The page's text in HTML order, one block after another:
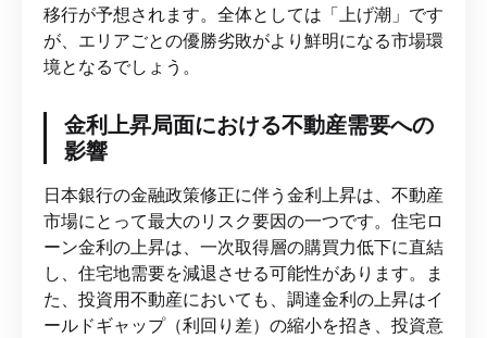
移行が予想されます。全体としては「上げ潮」です
が、エリアごとの優勝劣敗がより鮮明になる市場環
境となるでしょう。
金利上昇局面における不動産需要への
影響
日本銀行の金融政策修正に伴う金利上昇は、不動産
市場にとって最大のリスク要因の一つです。住宅ロ
ーン金利の上昇は、一次取得層の購買力低下に直結
し、住宅地需要を減退させる可能性があります。ま
た、投資用不動産においても、調達金利の上昇はイ
ールドギャップ（利回り差）の縮小を招き、投資意